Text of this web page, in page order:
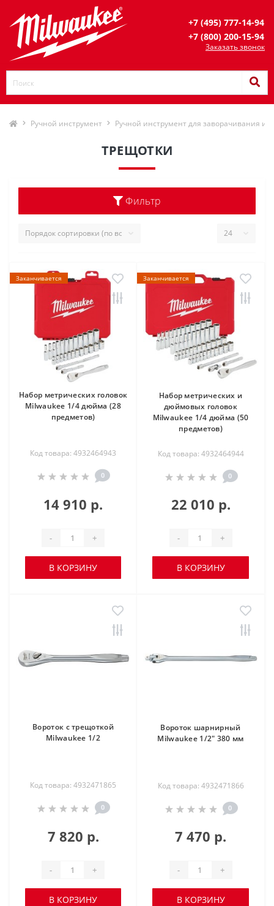
+7 (495) 777-14-94
+7 (800) 200-15-94
Заказать звонок
Ручной инструмент Ручной инструмент для заворачивания и
ТРЕЩОТКИ
Фильтр
Заканчивается
Набор метрических головок
Milwaukee 1/4 дюйма (28
предметов)
Код товара: 4932464943
0
14 910 р.
- +
В КОРЗИНУ
Заканчивается
Набор метрических и
дюймовых головок
Milwaukee 1/4 дюйма (50
предметов)
Код товара: 4932464944
0
22 010 р.
- +
В КОРЗИНУ
Вороток с трещоткой
Milwaukee 1/2
Код товара: 4932471865
0
7 820 р.
- +
В КОРЗИНУ
Вороток шарнирный
Milwaukee 1/2" 380 мм
Код товара: 4932471866
0
7 470 р.
- +
В КОРЗИНУ